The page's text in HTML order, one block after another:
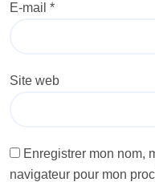
E-mail *
Site web
Enregistrer mon nom,
navigateur pour mon